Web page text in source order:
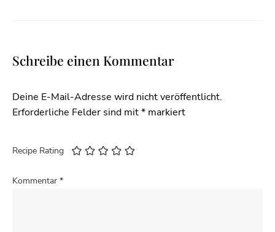
Schreibe einen Kommentar
Deine E-Mail-Adresse wird nicht veröffentlicht.
Erforderliche Felder sind mit* markiert
Recipe Rating
Kommentar *